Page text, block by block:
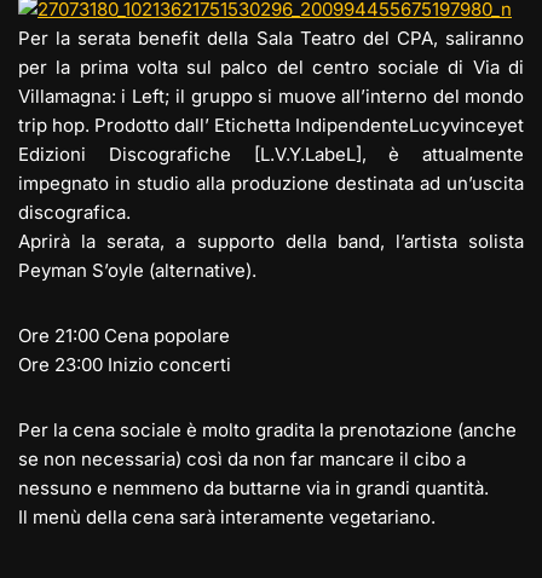
gr
a
m
o
d
o
n
s
A
p
p
e
b
o
o
k
l
y
Li
n
k
di
vi
di
Per la serata benefit della Sala Teatro del CPA, saliranno
per la prima volta sul palco del centro sociale di Via di
Villamagna: i Left; il gruppo si muove all’interno del mondo
trip hop. Prodotto dall’ Etichetta IndipendenteLucyvinceyet
Edizioni Discografiche [L.V.Y.LabeL], è attualmente
impegnato in studio alla produzione destinata ad un’uscita
discografica.
Aprirà la serata, a supporto della band, l’artista solista
Peyman S’oyle (alternative).
Ore 21:00 Cena popolare
Ore 23:00 Inizio concerti
Per la cena sociale è molto gradita la prenotazione (anche
se non necessaria) così da non far mancare il cibo a
nessuno e nemmeno da buttarne via in grandi quantità.
Il menù della cena sarà interamente vegetariano.